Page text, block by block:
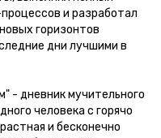
и разработал
горизонтов
дни лучшими в
- дневник мучительного
человека с горячо
и бесконечно